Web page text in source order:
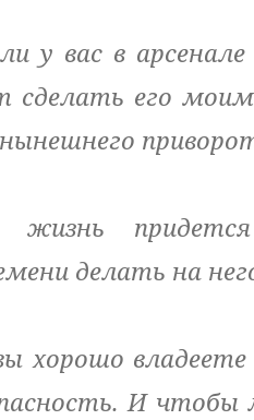
у вас в
сделать его моим
придется
делать на
хорошо владеете
И